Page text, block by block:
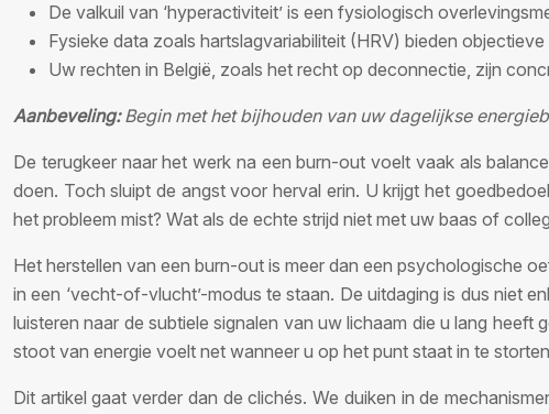
De valkuil van ‘hyperactiviteit’ is een fysiologisch
Fysieke data zoals hartslagvariabiliteit (HRV) bieden
Uw rechten in België, zoals het recht op deconnectie, zijn
Aanbeveling:Begin met het bijhouden van uw dagelijkse
De terugkeer naar het werk na een burn-out voelt vaak als
doen. Toch sluipt de angst voor herval erin. U krijgt het
het probleem mist? Wat als de echte strijd niet met uw baas of
Het herstellen van een burn-out is meer dan een psychologische
in een ‘vecht-of-vlucht’-modus te staan. De uitdaging is dus niet
luisteren naar de subtiele signalen van uw lichaam die u lang
stoot van energie voelt net wanneer u op het punt staat in te
Dit artikel gaat verder dan de clichés. We duiken in de